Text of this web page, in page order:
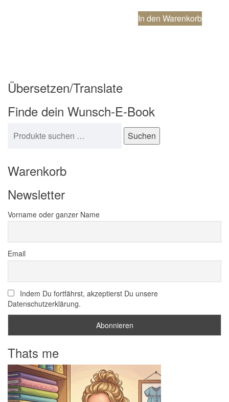
In den Warenkorb
Übersetzen/Translate
Finde dein Wunsch-E-Book
Suchen
Warenkorb
Newsletter
Vorname oder ganzer Name
Email
Indem Du fortfährst, akzeptierst Du unsere
Datenschutzerklärung.
Thats me